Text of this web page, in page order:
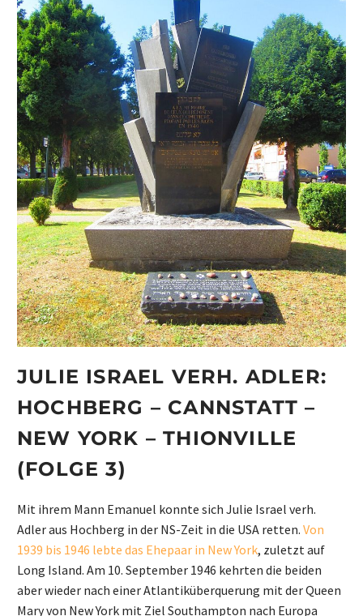
JULIE ISRAEL VERH. ADLER:
HOCHBERG – CANNSTATT –
NEW YORK – THIONVILLE
(FOLGE 3)
Mit ihrem Mann Emanuel konnte sich Julie Israel verh.
Adler aus Hochberg in der NS-Zeit in die USA retten. Von
1939 bis 1946 lebte das Ehepaar in New York, zuletzt auf
Long Island. Am 10. September 1946 kehrten die beiden
aber wieder nach einer Atlantiküberquerung mit der Queen
Mary von New York mit Ziel Southampton nach Europa